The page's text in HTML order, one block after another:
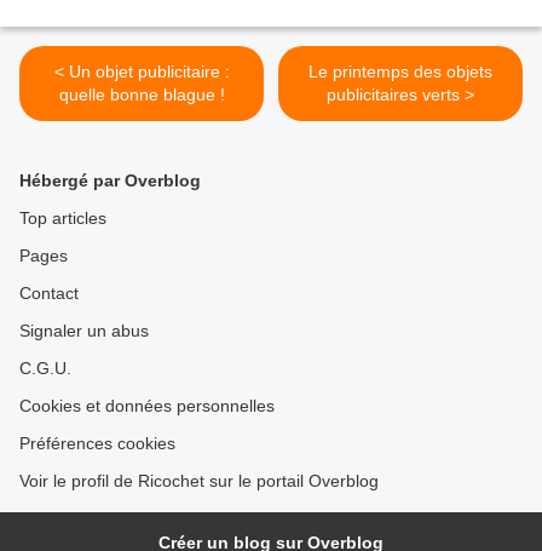
< Un objet publicitaire :
quelle bonne blague !
Le printemps des objets
publicitaires verts >
Hébergé par Overblog
Top articles
Pages
Contact
Signaler un abus
C.G.U.
Cookies et données personnelles
Préférences cookies
Voir le profil de Ricochet sur le portail Overblog
Créer un blog sur Overblog